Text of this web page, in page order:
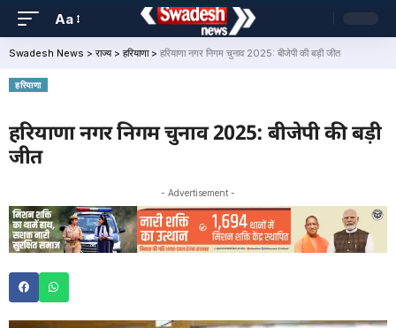
Aa
Swadesh News > राज्य> हरियाणा> हरियाणा नगर निगम चुनाव 2025: बीजेपी की बड़ी जीत
हरियाणा
हरियाणा नगर निगम चुनाव 2025: बीजेपी की बड़ी
जीत
- Advertisement -